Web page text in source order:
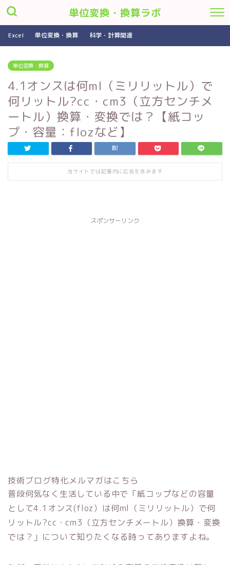
単位変換・換算ラボ
Excel 単位変換・換算 科学・計算関連
単位変換・換算
4.1オンスは何ml（ミリリットル）で
何リットル?cc・cm3（立方センチメ
ートル）換算・変換では？【紙コッ
プ・容量：flozなど】
当サイトでは記事内に広告を含みます
スポンサーリンク
技術ブログ特化メルマガはこちら
普段何気なく生活している中で「紙コップなどの容量
として4.1オンス(floz）は何ml（ミリリットル）で何
リットル?cc・cm3（立方センチメートル）換算・変換
では？」について知りたくなる時ってありますよね。